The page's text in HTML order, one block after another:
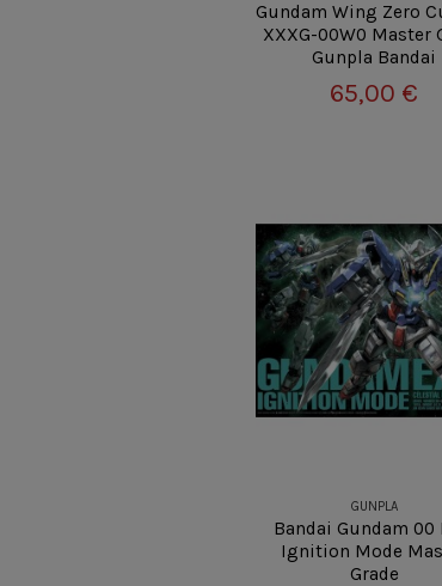
Gundam Wing Zero
XXXG-00W0 Master
Gunpla Bandai
65,00 €
GUNPLA
Bandai Gundam 00
Ignition Mode
Grade